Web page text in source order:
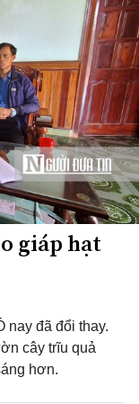
giáp hạt
nay đã đổi thay.
cây trĩu quả
hơn.